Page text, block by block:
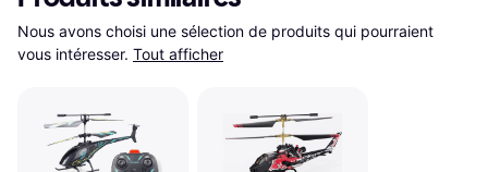
Nous avons choisi une sélection de produits qui pourraient
vous intéresser. Tout afficher